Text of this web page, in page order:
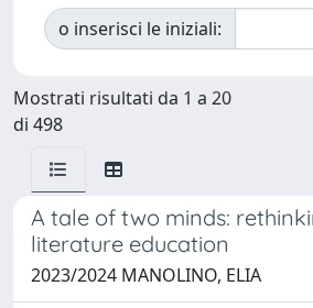
o inserisci le iniziali:
Mostrati risultati da 1 a 20
di 498
A tale of two minds:
literature education
2023/2024 MANOLINO, ELIA